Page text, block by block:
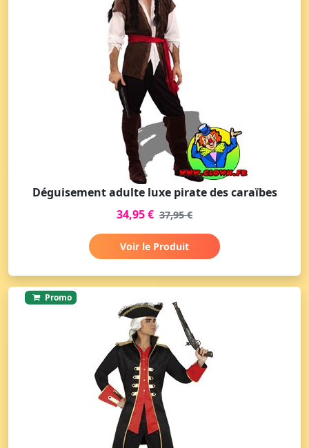
Déguisement adulte luxe pirate des caraïbes
34,95 € 37,95 €
Voir le Produit
Promo